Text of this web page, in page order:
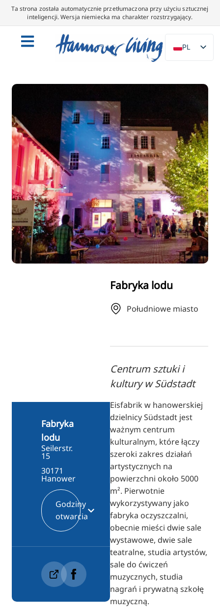
Ta strona została automatycznie przetłumaczona przy użyciu sztucznej
inteligencji. Wersja niemiecka ma charakter rozstrzygający.
PL
DE
DA
SV
FR
PT
TR
RU
FI
ZH
UK
Fabryka lodu
Południowe miasto
Centrum sztuki i
kultury w Südstadt
Eisfabrik w hanowerskiej
dzielnicy Südstadt jest
ważnym centrum
kulturalnym, które łączy
szeroki zakres działań
artystycznych na
powierzchni około 5000
m². Pierwotnie
wykorzystywany jako
fabryka oczyszczalni,
obecnie mieści dwie sale
wystawowe, dwie sale
teatralne, studia artystów,
sale do ćwiczeń
muzycznych, studia
nagrań i prywatną szkołę
muzyczną.
Fabryka
lodu
Seilerstr.
15
30171
Hanower
Godziny
otwarcia